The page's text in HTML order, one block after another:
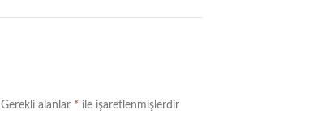
Gerekli alanlar * ile işaretlenmişlerdir